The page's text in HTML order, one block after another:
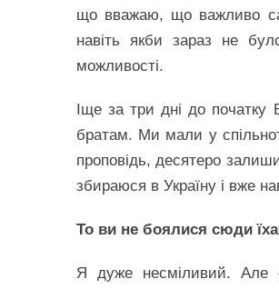
що вважаю, що важливо
навіть якби зараз не
можливості.
Іще за три дні до початку
братам. Ми мали у
проповідь, десятеро
збираюся в Україну і вже
То ви не боялися сюди
Я дуже несміливий. Але